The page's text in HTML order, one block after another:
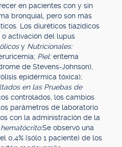
en pacientes con y sin
bronquial, pero son más
Los diuréticos tiazídicos
o activación del lupus
y Nutricionales:
Piel:eritema
de Stevens-Johnson),
epidérmica tóxica);
en las Pruebas de
controlados, los cambios
parámetros de laboratorio
con la administración de la
Se observó una
0,4% (sólo 1 paciente) de los